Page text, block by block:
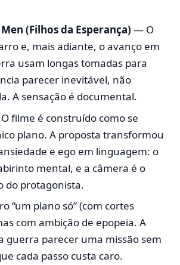
(Filhos da Esperança) — O
e, mais adiante, o avanço em
usam longas tomadas para
parecer inevitável, não
A sensação é documental.
filme é construído como se
plano. A proposta transformou
e ego em linguagem: o
mental, e a câmera é o
do protagonista.
“um plano só” (com cortes
com ambição de epopeia. A
guerra parecer uma missão sem
cada passo custa caro.